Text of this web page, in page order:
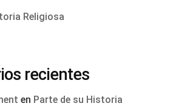
Religiosa
recientes
en Parte de su Historia